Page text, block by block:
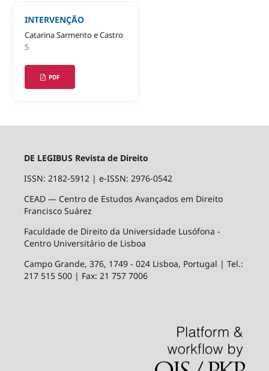
INTERVENÇÃO
Catarina Sarmento e Castro
5
PDF
DE LEGIBUS Revista de Direito
ISSN: 2182-5912 | e-ISSN: 2976-0542
CEAD — Centro de Estudos Avançados em Direito
Francisco Suárez
Faculdade de Direito da Universidade Lusófona -
Centro Universitário de Lisboa
Campo Grande, 376, 1749 - 024 Lisboa, Portugal | Tel.:
217 515 500 | Fax: 21 757 7006